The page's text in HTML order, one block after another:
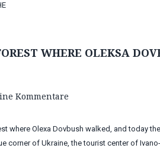
WHERE OLEKSA
Kommentare
where Olexa Dovbush walked, and today
corner of Ukraine, the tourist center of Ivano-